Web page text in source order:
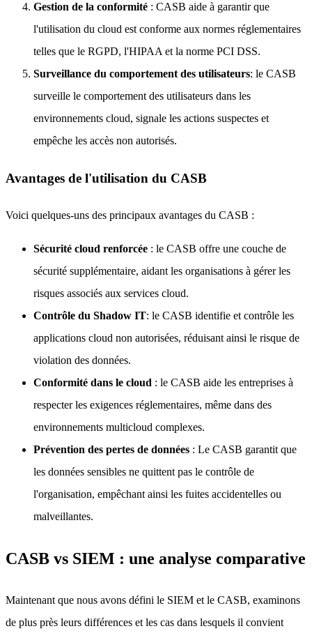
Gestion de la conformité : CASB aide à garantir que
l'utilisation du cloud est conforme aux normes réglementaires
telles que le RGPD, l'HIPAA et la norme PCI DSS.
Surveillance du comportement des utilisateurs: le CASB
surveille le comportement des utilisateurs dans les
environnements cloud, signale les actions suspectes et
empêche les accès non autorisés.
Avantages de l'utilisation du CASB
Voici quelques-uns des principaux avantages du CASB :
Sécurité cloud renforcée : le CASB offre une couche de
sécurité supplémentaire, aidant les organisations à gérer les
risques associés aux services cloud.
Contrôle du Shadow IT: le CASB identifie et contrôle les
applications cloud non autorisées, réduisant ainsi le risque de
violation des données.
Conformité dans le cloud : le CASB aide les entreprises à
respecter les exigences réglementaires, même dans des
environnements multicloud complexes.
Prévention des pertes de données : Le CASB garantit que
les données sensibles ne quittent pas le contrôle de
l'organisation, empêchant ainsi les fuites accidentelles ou
malveillantes.
CASB vs SIEM : une analyse comparative
Maintenant que nous avons défini le SIEM et le CASB, examinons
de plus près leurs différences et les cas dans lesquels il convient